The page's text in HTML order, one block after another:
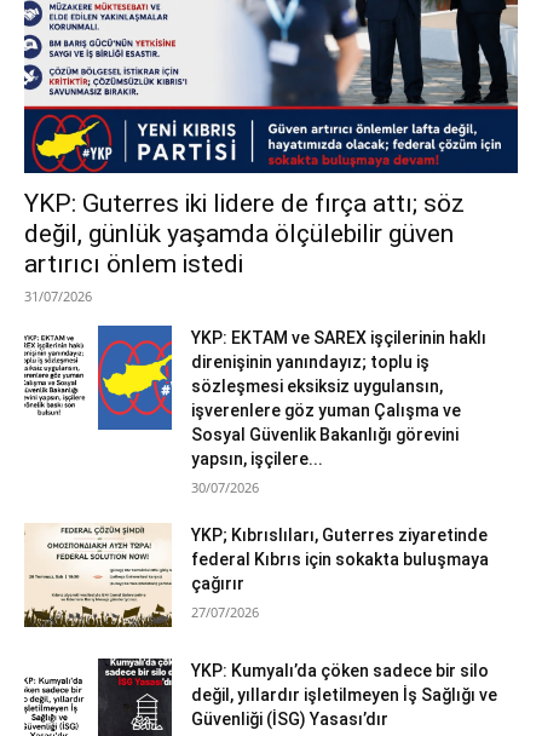
YKP: Guterres iki lidere de fırça attı; söz
değil, günlük yaşamda ölçülebilir güven
artırıcı önlem istedi
31/07/2026
YKP: EKTAM ve SAREX işçilerinin haklı
direnişinin yanındayız; toplu iş
sözleşmesi eksiksiz uygulansın,
işverenlere göz yuman Çalışma ve
Sosyal Güvenlik Bakanlığı görevini
yapsın, işçilere...
30/07/2026
YKP; Kıbrıslıları, Guterres ziyaretinde
federal Kıbrıs için sokakta buluşmaya
çağırır
27/07/2026
YKP: Kumyalı’da çöken sadece bir silo
değil, yıllardır işletilmeyen İş Sağlığı ve
Güvenliği (İSG) Yasası’dır